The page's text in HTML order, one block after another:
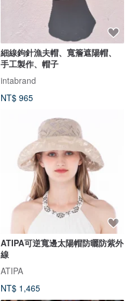
細線鉤針漁夫帽、寬簷遮陽帽、
手工製作、帽子
intabrand
NT$ 965
ATIPA可逆寬邊太陽帽防曬防紫外
線
ATIPA
NT$ 1,465